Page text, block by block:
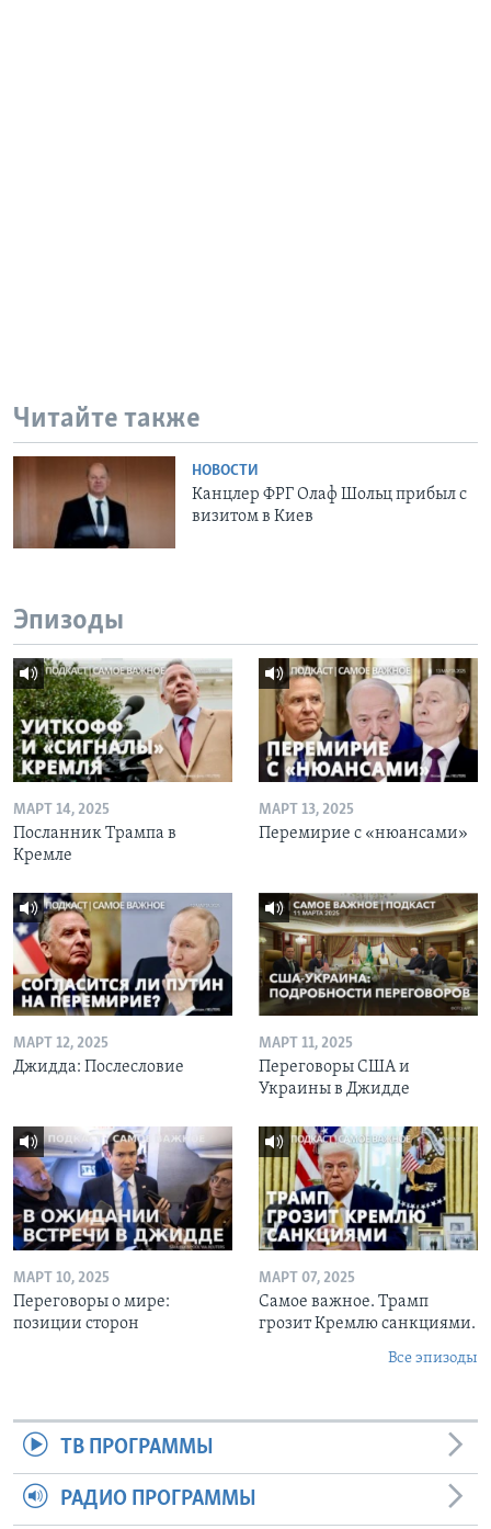
Читайте также
НОВОСТИ
Канцлер ФРГ Олаф Шольц прибыл с
визитом в Киев
Эпизоды
МАРТ 14, 2025
Посланник Трампа в
Кремле
МАРТ 13, 2025
Перемирие с «нюансами»
МАРТ 12, 2025
Джидда: Послесловие
МАРТ 11, 2025
Переговоры США и
Украины в Джидде
МАРТ 10, 2025
Переговоры о мире:
позиции сторон
МАРТ 07, 2025
Самое важное. Трамп
грозит Кремлю санкциями.
Все эпизоды
ТВ ПРОГРАММЫ
РАДИО ПРОГРАММЫ